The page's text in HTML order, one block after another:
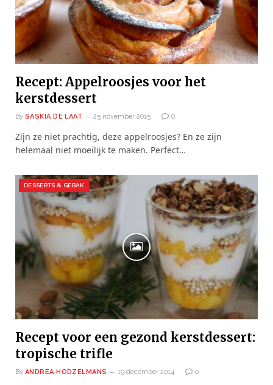
Recept: Appelroosjes voor het
kerstdessert
By SASKIA DE LAAT 25 november 2015 0
Zijn ze niet prachtig, deze appelroosjes? En ze zijn
helemaal niet moeilijk te maken. Perfect…
DESSERTS & GEBAK
Recept voor een gezond kerstdessert:
tropische trifle
By ANDREA HODZELMANS 19 december 2014 0